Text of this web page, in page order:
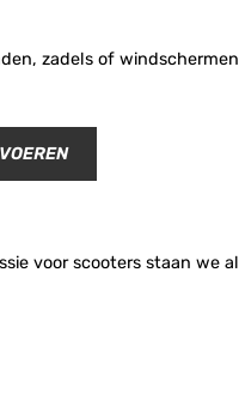
zadels of
voor scooters staan we